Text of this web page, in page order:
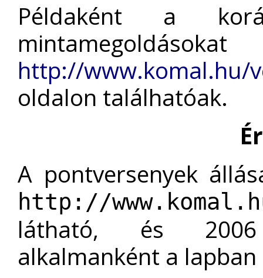
Példaként a
http://www.komal.hu/
oldalon találhatóak.
A pontversenyek
http://
látható, és 2006
alkalmanként a